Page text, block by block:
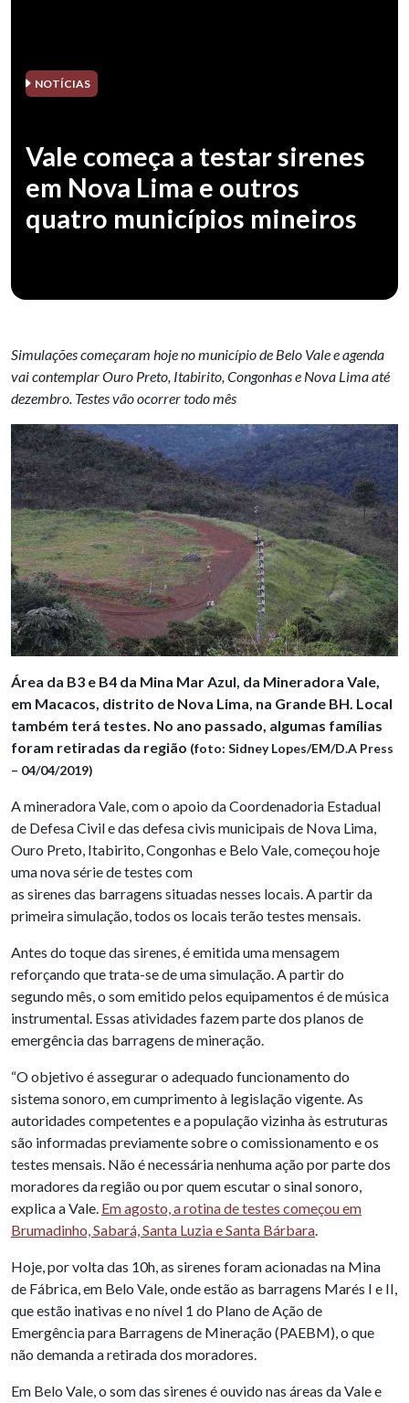
NOTÍCIAS
Vale começa a testar sirenes
em Nova Lima e outros
quatro municípios mineiros
Simulações começaram hoje no município de Belo Vale e agenda
vai contemplar Ouro Preto, Itabirito, Congonhas e Nova Lima até
dezembro. Testes vão ocorrer todo mês
Área da B3 e B4 da Mina Mar Azul, da Mineradora Vale,
em Macacos, distrito de Nova Lima, na Grande BH. Local
também terá testes. No ano passado, algumas famílias
foram retiradas da região (foto: Sidney Lopes/EM/D.A Press
– 04/04/2019)
A mineradora Vale, com o apoio da Coordenadoria Estadual
de Defesa Civil e das defesa civis municipais de Nova Lima,
Ouro Preto, Itabirito, Congonhas e Belo Vale, começou hoje
uma nova série de testes com
as sirenes das barragens situadas nesses locais. A partir da
primeira simulação, todos os locais terão testes mensais.
Antes do toque das sirenes, é emitida uma mensagem
reforçando que trata-se de uma simulação. A partir do
segundo mês, o som emitido pelos equipamentos é de música
instrumental. Essas atividades fazem parte dos planos de
emergência das barragens de mineração.
“O objetivo é assegurar o adequado funcionamento do
sistema sonoro, em cumprimento à legislação vigente. As
autoridades competentes e a população vizinha às estruturas
são informadas previamente sobre o comissionamento e os
testes mensais. Não é necessária nenhuma ação por parte dos
moradores da região ou por quem escutar o sinal sonoro,
explica a Vale. Em agosto, a rotina de testes começou em
Brumadinho, Sabará, Santa Luzia e Santa Bárbara.
Hoje, por volta das 10h, as sirenes foram acionadas na Mina
de Fábrica, em Belo Vale, onde estão as barragens Marés I e II,
que estão inativas e no nível 1 do Plano de Ação de
Emergência para Barragens de Mineração (PAEBM), o que
não demanda a retirada dos moradores.
Em Belo Vale, o som das sirenes é ouvido nas áreas da Vale e